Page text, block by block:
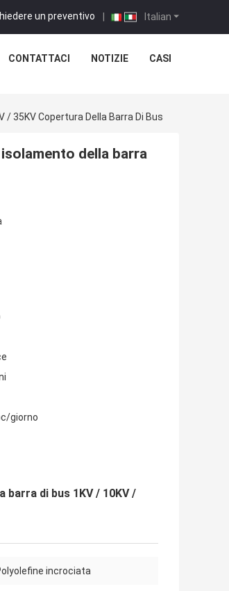
Italian
un preventivo |
CONTATTACI NOTIZIE CASI
/ 35KV Copertura Della Barra Di Bus
della barra
giorno
di bus 1KV / 10KV /
incrociata